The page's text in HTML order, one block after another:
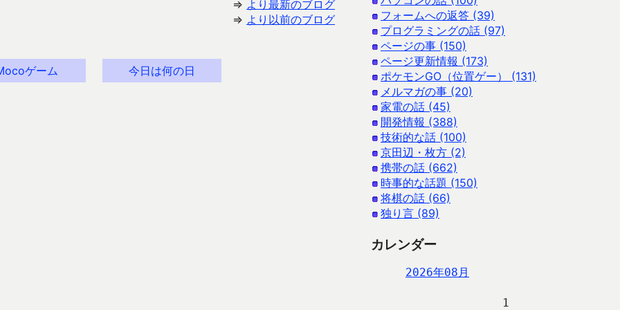
⇒ より最新のブログ
⇒ より以前のブログ
ゲーム 今日は何の日
フォームへの返答 (39)
プログラミングの話 (97)
ページの事 (150)
ページ更新情報 (173)
ポケモンGO（位置ゲー） (131)
メルマガの事 (20)
家電の話 (45)
開発情報 (388)
技術的な話 (100)
京田辺・枚方 (2)
携帯の話 (662)
時事的な話題 (150)
将棋の話 (66)
独り言 (89)
カレンダー
2026年08月
                   1